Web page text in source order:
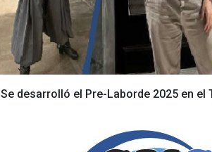
Se desarrolló el Pre-Laborde 2025 en el